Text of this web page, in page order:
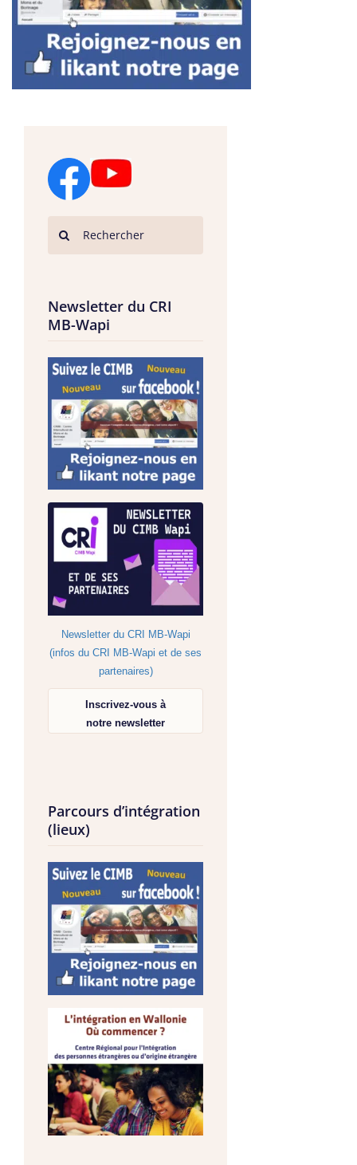
Newsletter du CRI
MB-Wapi
Newsletter du CRI MB-Wapi
(infos du CRI MB-Wapi et de ses
partenaires)
Inscrivez-vous à
notre newsletter
Parcours d’intégration
(lieux)